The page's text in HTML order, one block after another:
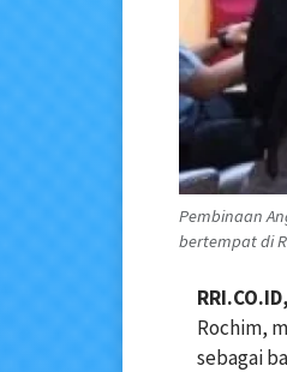
Pembinaan
bertempat di
Rochim,
sebagai